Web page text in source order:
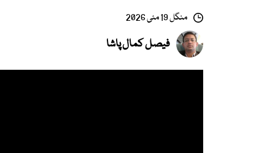
منگل 19 مئی 2026
فیصل کمال پاشا